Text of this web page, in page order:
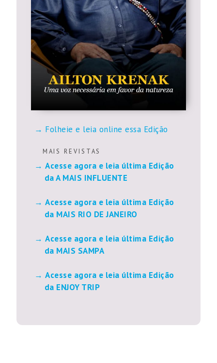
Folheie e leia online essa Edição
M A I S R E V I S T A S
Acesse agora e leia última Edição
da A MAIS INFLUENTE
Acesse agora e leia última Edição
da MAIS RIO DE JANEIRO
Acesse agora e leia última Edição
da MAIS SAMPA
Acesse agora e leia última Edição
da ENJOY TRIP